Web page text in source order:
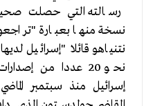
رسالته التي حصلت
نسخة منها بعبارة
نتنياهو قائلا "إسرائيل
نحو 20 عددا من
إسرائيل منذ سبتمبر